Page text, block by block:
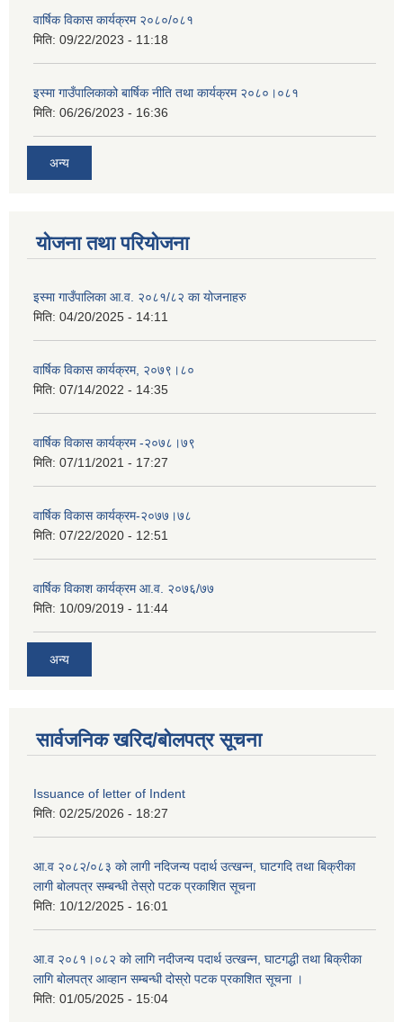
वार्षिक विकास कार्यक्रम २०८०/०८१
मिति: 09/22/2023 - 11:18
इस्मा गाउँपालिकाको बार्षिक नीति तथा कार्यक्रम २०८०।०८१
मिति: 06/26/2023 - 16:36
अन्य
योजना तथा परियोजना
इस्मा गाउँपालिका आ.व. २०८१/८२ का योजनाहरु
मिति: 04/20/2025 - 14:11
वार्षिक विकास कार्यक्रम, २०७९।८०
मिति: 07/14/2022 - 14:35
वार्षिक विकास कार्यक्रम -२०७८।७९
मिति: 07/11/2021 - 17:27
वार्षिक विकास कार्यक्रम-२०७७।७८
मिति: 07/22/2020 - 12:51
वार्षिक विकाश कार्यक्रम आ.व. २०७६/७७
मिति: 10/09/2019 - 11:44
अन्य
सार्वजनिक खरिद/बोलपत्र सूचना
Issuance of letter of Indent
मिति: 02/25/2026 - 18:27
आ.व २०८२/०८३ को लागी नदिजन्य पदार्थ उत्खन्न, घाटगदि तथा बिक्रीका
लागी बोलपत्र सम्बन्धी तेस्रो पटक प्रकाशित सूचना
मिति: 10/12/2025 - 16:01
आ.व २०८१।०८२ को लागि नदीजन्य पदार्थ उत्खन्न, घाटगद्धी तथा बिक्रीका
लागि बोलपत्र आव्हान सम्बन्धी दोस्रो पटक प्रकाशित सूचना ।
मिति: 01/05/2025 - 15:04